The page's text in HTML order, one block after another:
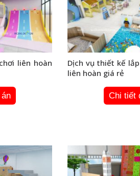
liên hoàn
Dịch vụ thiết kế
liên hoàn giá rẻ
Chi tiết